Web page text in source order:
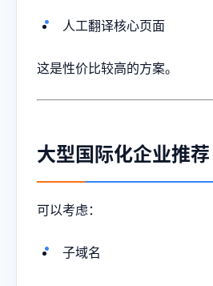
人工翻译核心页面
这是性价比较高的方案。
大型国际化企业推荐
可以考虑：
子域名